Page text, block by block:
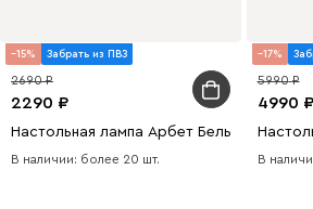
15 Забрать из ПВЗ
2290
2690
Настольная лампа Арбет Белый
В наличии: более 20 шт.
17
4990
5990
В